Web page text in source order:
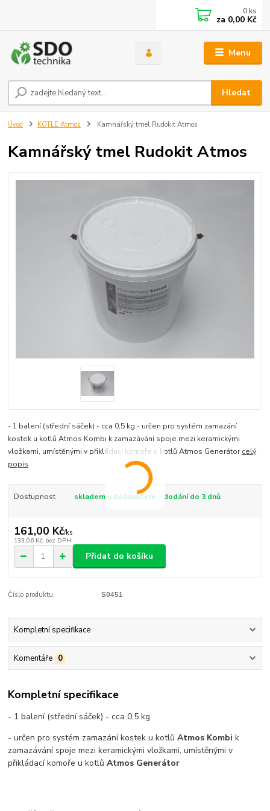
Menu
Hledat
0 ks
za 0,00 Kč
Úvod KOTLE Atmos Kamnářský tmel Rudokit Atmos
Kamnářský tmel Rudokit Atmos
- 1 balení (střední sáček) - cca 0,5 kg - určen pro systém zamazání
kostek u kotlů Atmos Kombi k zamazávání spoje mezi keramickými
vložkami, umístěnými v přikládací komoře u kotlů Atmos Generátorcelý
popis
Dostupnost skladem u dodavatele - dodání do 3 dnů
161,00 Kč/ks
133,06 Kč bez DPH
Přidat do košíku
Číslo produktu: S0451
Kompletní specifikace
Komentáře 0
Kompletní specifikace
- 1 balení (střední sáček) - cca 0,5 kg
- určen pro systém zamazání kostek u kotlůAtmos Kombi k
zamazávání spoje mezi keramickými vložkami, umístěnými v
přikládací komoře u kotlůAtmos Generátor